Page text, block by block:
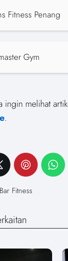
Fitness Penang
Gym
ingin melihat
.
Fitness